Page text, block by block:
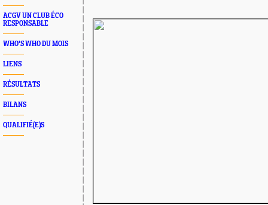
ACGV UN CLUB ÉCO
RESPONSABLE
WHO'S WHO DU MOIS
LIENS
RÉSULTATS
BILANS
QUALIFIÉ(E)S